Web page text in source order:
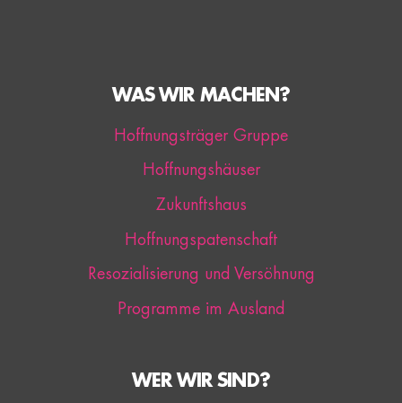
WAS WIR MACHEN?
Hoffnungsträger Gruppe
Hoffnungshäuser
Zukunftshaus
Hoffnungspatenschaft
Resozialisierung und Versöhnung
Programme im Ausland
WER WIR SIND?